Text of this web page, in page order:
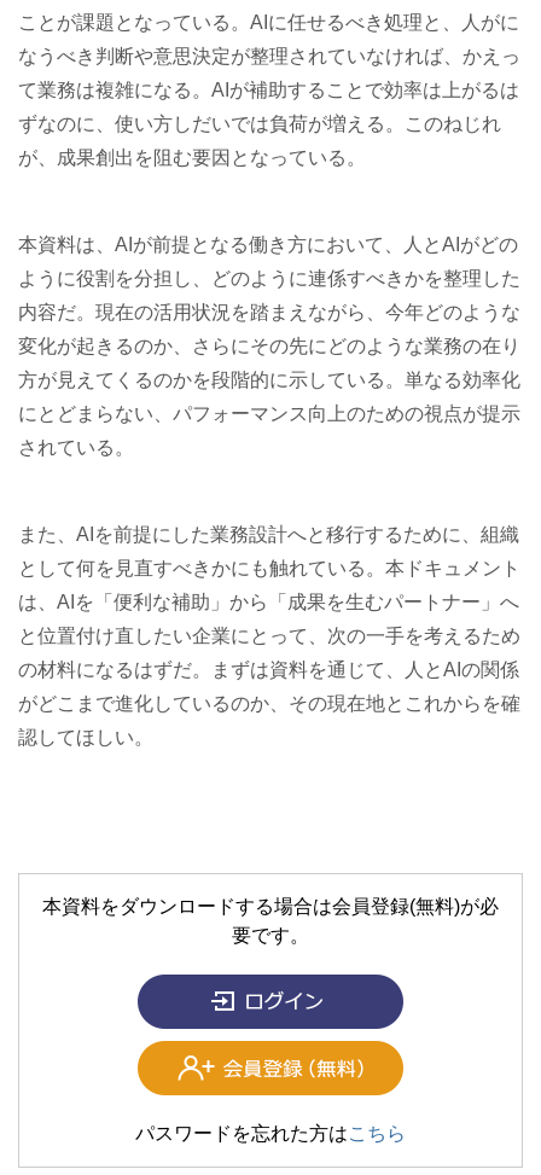
ことが課題となっている。AIに任せるべき処理と、人がに
なうべき判断や意思決定が整理されていなければ、かえっ
て業務は複雑になる。AIが補助することで効率は上がるは
ずなのに、使い方しだいでは負荷が増える。このねじれ
が、成果創出を阻む要因となっている。
本資料は、AIが前提となる働き方において、人とAIがどの
ように役割を分担し、どのように連係すべきかを整理した
内容だ。現在の活用状況を踏まえながら、今年どのような
変化が起きるのか、さらにその先にどのような業務の在り
方が見えてくるのかを段階的に示している。単なる効率化
にとどまらない、パフォーマンス向上のための視点が提示
されている。
また、AIを前提にした業務設計へと移行するために、組織
として何を見直すべきかにも触れている。本ドキュメント
は、AIを「便利な補助」から「成果を生むパートナー」へ
と位置付け直したい企業にとって、次の一手を考えるため
の材料になるはずだ。まずは資料を通じて、人とAIの関係
がどこまで進化しているのか、その現在地とこれからを確
認してほしい。
本資料をダウンロードする場合は会員登録(無料)が必
要です。
パスワードを忘れた方はこちら